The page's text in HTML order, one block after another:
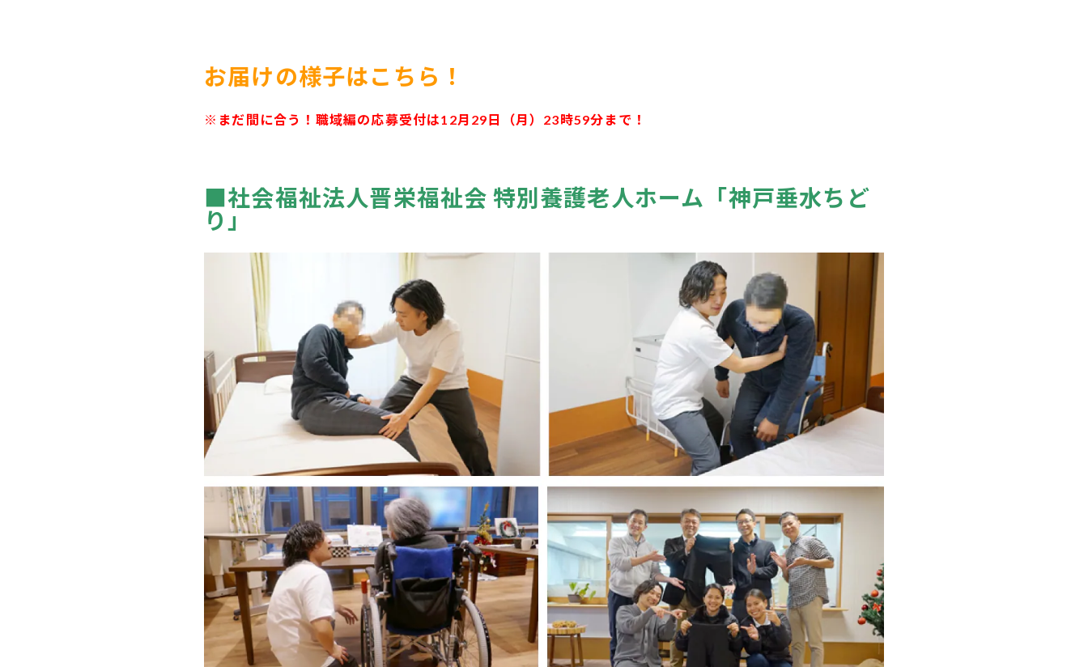
お届けの様子はこちら！
※まだ間に合う！職域編の応募受付は12月29日（月）23時59分まで！
■社会福祉法人晋栄福祉会 特別養護老人ホーム「神戸垂水ちど
り」